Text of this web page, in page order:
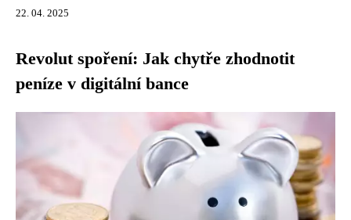
22. 04. 2025
Revolut spoření: Jak chytře zhodnotit
peníze v digitální bance